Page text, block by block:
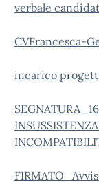
verbale
CVFrancesca-
incarico